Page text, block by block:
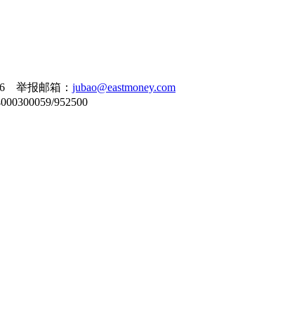
举报邮箱： jubao@eastmoney.com
952500